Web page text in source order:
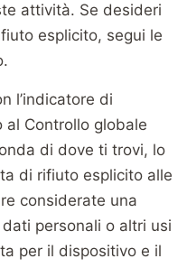
attività. Se desideri
esplicito, segui le
l’indicatore di
Controllo globale
di dove ti trovi, lo
di rifiuto esplicito alle
considerate una
dati personali o altri usi
per il dispositivo e il